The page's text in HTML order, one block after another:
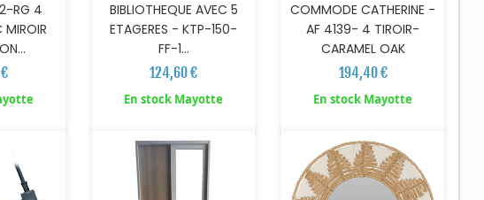
RG 4
MIROIR
BIBLIOTHEQUE AVEC 5
ETAGERES - KTP-150-
FF-1...
124,60 €
En stock Mayotte
COMMODE CATHERINE -
AF 4139- 4 TIROIR-
CARAMEL OAK
194,40 €
En stock Mayotte
AJOUTER AU PANIER AJOUTER AU PANIER